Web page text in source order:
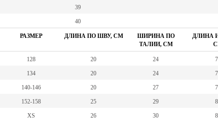
39
40
РАЗМЕР ДЛИНА ПО ШВУ, СМ
ШИРИНА ПО
ТАЛИИ, СМ
ДЛИНА
128 20 24
134 20 24
140-146 20 27
152-158 25 29
XS 26 30